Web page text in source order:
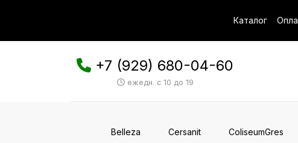
Каталог
+7 (929) 680-04-60
ежедн. с 10 до 19
Belleza Cersanit ColiseumGres